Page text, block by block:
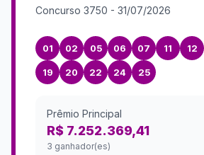
Concurso 3750 - 31/07/2026
01 02 05 06 07 11 12
19 20 22 24 25
Prêmio Principal
R$ 7.252.369,41
3 ganhador(es)